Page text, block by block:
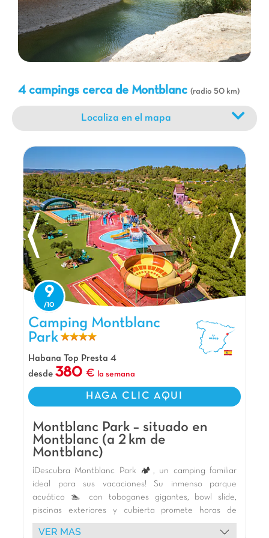
de senderismo y paisajes impresionantes. Y para aquellos que
prefieren el descanso, las playas de la Costa Daurada,
especialmente las cercanas a Cambrils y Salou, son fácilmente
accesibles para un día de baño y sol. Uncamping Capfun
completas, entre cultura, naturaleza y diversión para toda la
4 campings cerca de Montblanc (radio 50 km)
Camping Montblanc Park, Camping Cataluña
9
Camping Montblanc
Park
Habana Top Presta 4
desde 380 la semana
HAGA CLIC AQUI
Montblanc Park – situado en
Montblanc (a 2 km de
Montblanc)
¡Descubra Montblanc Park 🏕️, un camping familiar
ideal para sus vacaciones! Su inmenso parque
acuático 🏊 con toboganes gigantes, bowl slide,
piscinas exteriores y cubierta promete horas de
diversión para todas las edades. Los niños adorarán
VER MAS
Localiza en el mapa